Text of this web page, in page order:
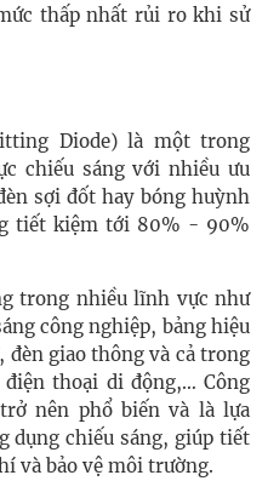
thấp nhất rủi ro khi sử
Diode) là một trong
chiếu sáng với nhiều ưu
sợi đốt hay bóng huỳnh
tiết kiệm tới 80% - 90%
trong nhiều lĩnh vực như
công nghiệp, bảng hiệu
đèn giao thông và cả trong
thoại di động,… Công
nên phổ biến và là lựa
dụng chiếu sáng, giúp tiết
và bảo vệ môi trường.